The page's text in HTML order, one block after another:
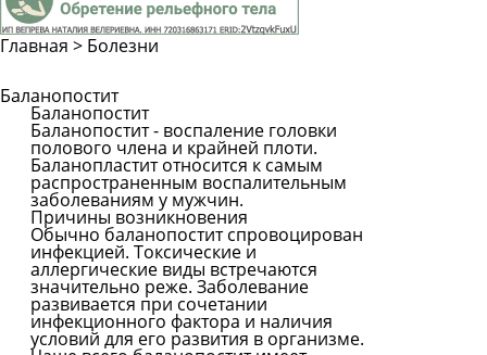
Главная > Болезни
Баланопостит
Баланопостит
Баланопостит - воспаление головки
полового члена и крайней плоти.
Баланопластит относится к самым
распространенным воспалительным
заболеваниям у мужчин.
Причины возникновения
Обычно баланопостит спровоцирован
инфекцией. Токсические и
аллергические виды встречаются
значительно реже. Заболевание
развивается при сочетании
инфекционного фактора и наличия
условий для его развития в организме.